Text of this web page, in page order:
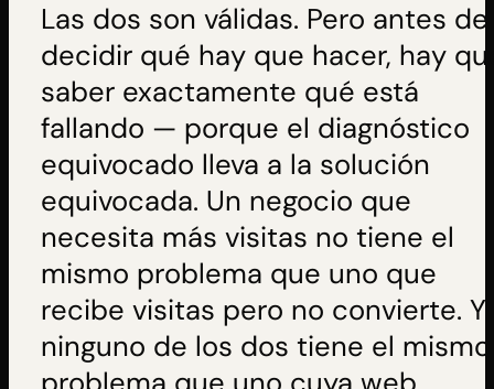
Las dos son válidas. Pero antes de
decidir qué hay que hacer, hay
saber exactamente qué está
fallando — porque el diagnóstico
equivocado lleva a la solución
equivocada. Un negocio que
necesita más visitas no tiene el
mismo problema que uno que
recibe visitas pero no convierte. Y
ninguno de los dos tiene el mismo